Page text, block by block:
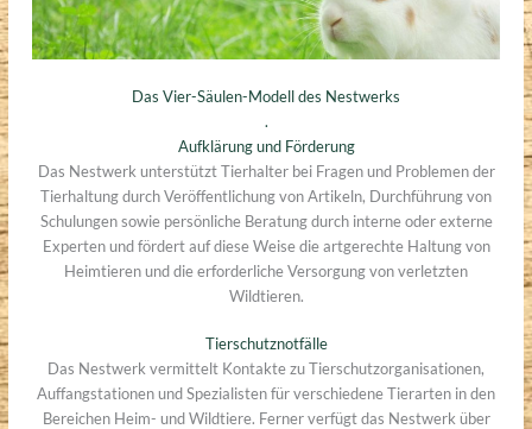
Das Vier-Säulen-Modell des Nestwerks
.
Aufklärung und Förderung
Das Nestwerk unterstützt Tierhalter bei Fragen und Problemen der
Tierhaltung durch Veröffentlichung von Artikeln, Durchführung von
Schulungen sowie persönliche Beratung durch interne oder externe
Experten und fördert auf diese Weise die artgerechte Haltung von
Heimtieren und die erforderliche Versorgung von verletzten
Wildtieren.
Tierschutznotfälle
Das Nestwerk vermittelt Kontakte zu Tierschutzorganisationen,
Auffangstationen und Spezialisten für verschiedene Tierarten in den
Bereichen Heim- und Wildtiere. Ferner verfügt das Nestwerk über